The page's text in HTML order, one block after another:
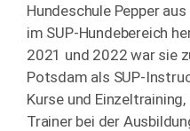
Hundeschule Pepper
im SUP-Hundebereich
2021 und 2022 war sie
Potsdam als SUP-
Kurse und
Trainer bei der